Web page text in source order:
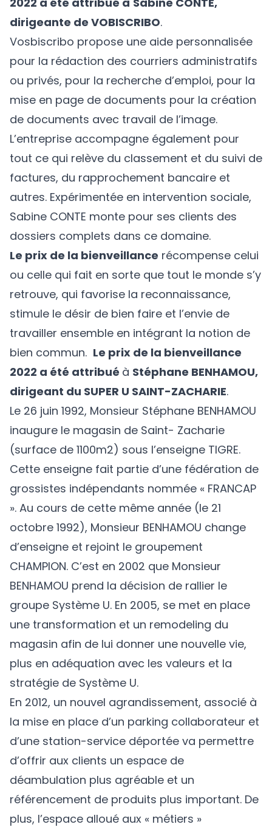
dirigeante de VOBISCRIBO.
Vosbiscribo propose une aide personnalisée
pour la rédaction des courriers administratifs
ou privés, pour la recherche d’emploi, pour la
mise en page de documents pour la création
de documents avec travail de l’image.
L’entreprise accompagne également pour
tout ce qui relève du classement et du suivi de
factures, du rapprochement bancaire et
autres. Expérimentée en intervention sociale,
Sabine CONTE monte pour ses clients des
dossiers complets dans ce domaine.
Le prix de la bienveillance récompense celui
ou celle qui fait en sorte que tout le monde s’y
retrouve, qui favorise la reconnaissance,
stimule le désir de bien faire et l’envie de
travailler ensemble en intégrant la notion de
bien commun. Le prix de la bienveillance
2022 a été attribué à Stéphane BENHAMOU,
dirigeant du SUPER U SAINT-ZACHARIE.
Le 26 juin 1992, Monsieur Stéphane BENHAMOU
inaugure le magasin de Saint- Zacharie
(surface de 1100m2) sous l’enseigne TIGRE.
Cette enseigne fait partie d’une fédération de
grossistes indépendants nommée « FRANCAP
». Au cours de cette même année (le 21
octobre 1992), Monsieur BENHAMOU change
d’enseigne et rejoint le groupement
CHAMPION. C’est en 2002 que Monsieur
BENHAMOU prend la décision de rallier le
groupe Système U. En 2005, se met en place
une transformation et un remodeling du
magasin afin de lui donner une nouvelle vie,
plus en adéquation avec les valeurs et la
stratégie de Système U.
En 2012, un nouvel agrandissement, associé à
la mise en place d’un parking collaborateur et
d’une station-service déportée va permettre
d’offrir aux clients un espace de
déambulation plus agréable et un
référencement de produits plus important. De
plus, l’espace alloué aux « métiers »